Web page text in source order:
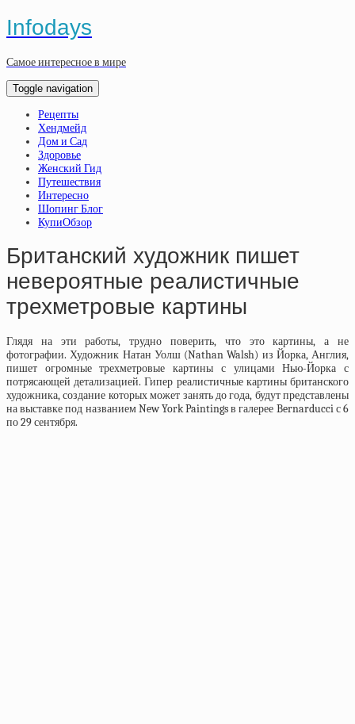
Infodays
Самое интересное в мире
Toggle navigation
Рецепты
Хендмейд
Дом и Сад
Здоровье
Женский Гид
Путешествия
Интересно
Шопинг Блог
КупиОбзор
Британский художник пишет
невероятные реалистичные
трехметровые картины
Глядя на эти работы, трудно поверить, что это картины, а не
фотографии. Художник Натан Уолш (Nathan Walsh) из Йорка, Англия,
пишет огромные трехметровые картины с улицами Нью-Йорка с
потрясающей детализацией. Гипер реалистичные картины британского
художника, создание которых может занять до года, будут представлены
на выставке под названием New York Paintings в галерее Bernarducci с 6
по 29 сентября.